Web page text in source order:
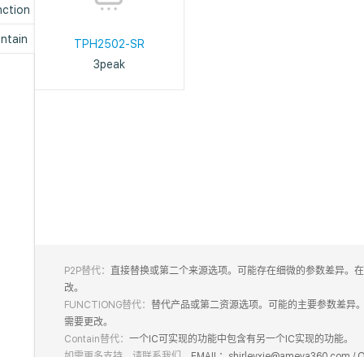
TPH2502-SR
3peak
P2P替代：
直接替换或第二个来源选项。可能存在细微的参数差异。
改。
FUNCTIONG替代： 替代产品或第二资源选项。可能的主要参数差异
需要更改。
Contain替代： 一个IC可实现的功能中包含有另一个IC实现的功能。